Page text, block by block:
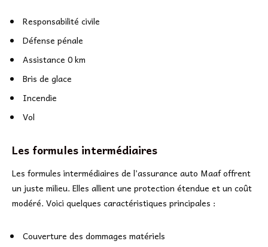
Responsabilité civile
Défense pénale
Assistance 0 km
Bris de glace
Incendie
Vol
Les formules intermédiaires
Les formules intermédiaires de l’assurance auto Maaf offrent
un juste milieu. Elles allient une protection étendue et un coût
modéré. Voici quelques caractéristiques principales :
Couverture des dommages matériels